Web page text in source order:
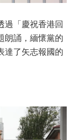
過「慶祝香港回
朗誦，緬懷黨的
達了矢志報國的